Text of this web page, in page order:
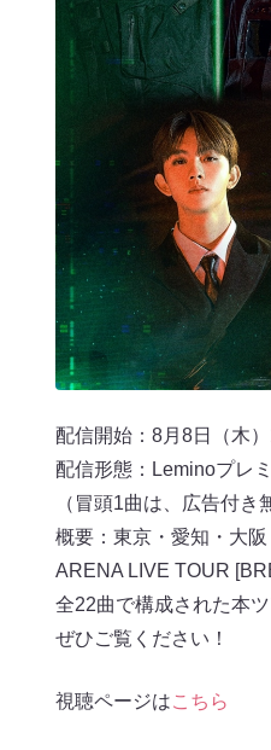
配信開始：8月8日（木
配信形態：Leminoプレ
（冒頭1曲は、広告付き
概要：東京・愛知・大
ARENA LIVE TOUR
全22曲で構成された本
ぜひご覧ください！
視聴ページはこちら